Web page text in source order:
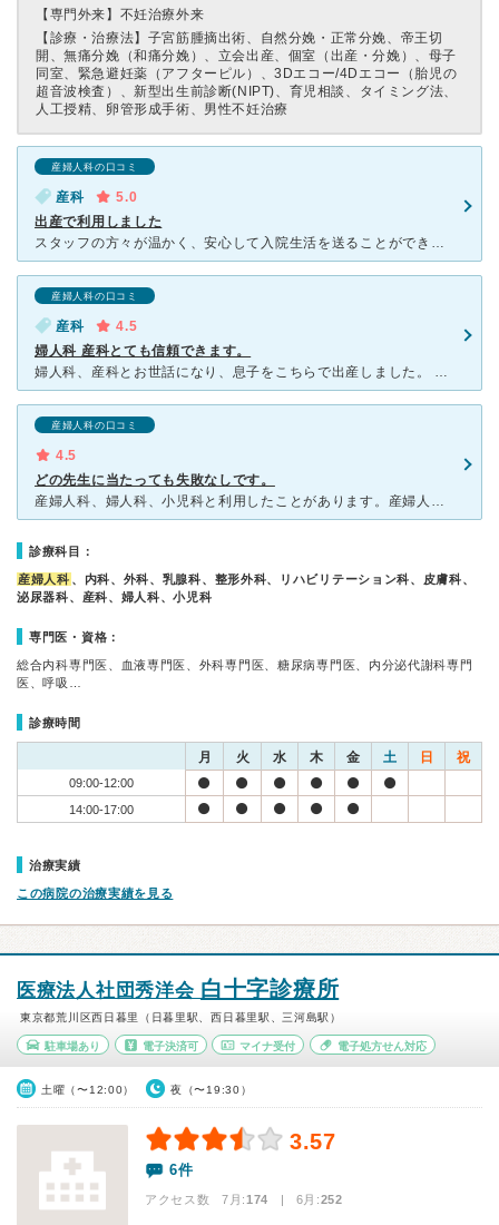
【専門外来】 不妊治療外来
【診療・治療法】 子宮筋腫摘出術、自然分娩・正常分娩、帝王切
開、無痛分娩（和痛分娩）、立会出産、個室（出産・分娩）、母子
同室、緊急避妊薬（アフターピル）、3Dエコー/4Dエコー（胎児の
超音波検査）、新型出生前診断(NIPT)、育児相談、タイミング法、
人工授精、卵管形成手術、男性不妊治療
産婦人科の口コミ
産科
5.0
出産で利用しました
スタッフの方々が温かく、安心して入院生活を送ることができました。また、入院中の食事が本当に豪華で、出産後疲れた身体に大変ありがたかったです。入院中はお願いすれば子供の面倒も見ていただける為、出産後休め
産婦人科の口コミ
産科
4.5
婦人科 産科とても信頼できます。
婦人科、産科とお世話になり、息子をこちらで出産しました。 産科は診察室が3つあり、先生を指定しないと毎回違う先生にかかることになります。でもどの先生も親切で、優しいです。エコーで胎児の発育もしっかり
産婦人科の口コミ
4.5
どの先生に当たっても失敗なしです。
産婦人科、婦人科、小児科と利用したことがあります。産婦人科は先生がたくさんいらっしゃって曜日や時間によっても違います。どの先生も気さくな方が多く心配させないように配慮の言葉がとても嬉しく泣いてしまった
診療科目：
産婦人科 、内科、外科、乳腺科、整形外科、リハビリテーション科、皮膚科、
泌尿器科、産科、婦人科、小児科
専門医・資格：
総合内科専門医、血液専門医、外科専門医、糖尿病専門医、内分泌代謝科専門
医、呼吸…
診療時間
月 火 水 木 金 土 日 祝
09:00-12:00
14:00-17:00
治療実績
この病院の治療実績を見る
医療法人社団秀洋会 白十字診療所
東京都荒川区西日暮里（日暮里駅、西日暮里駅、三河島駅）
駐車場あり 電子決済可 マイナ受付 電子処方せん対応
土曜（〜12:00） 夜（〜19:30）
3.57
6件
アクセス数 7月:174 | 6月:252